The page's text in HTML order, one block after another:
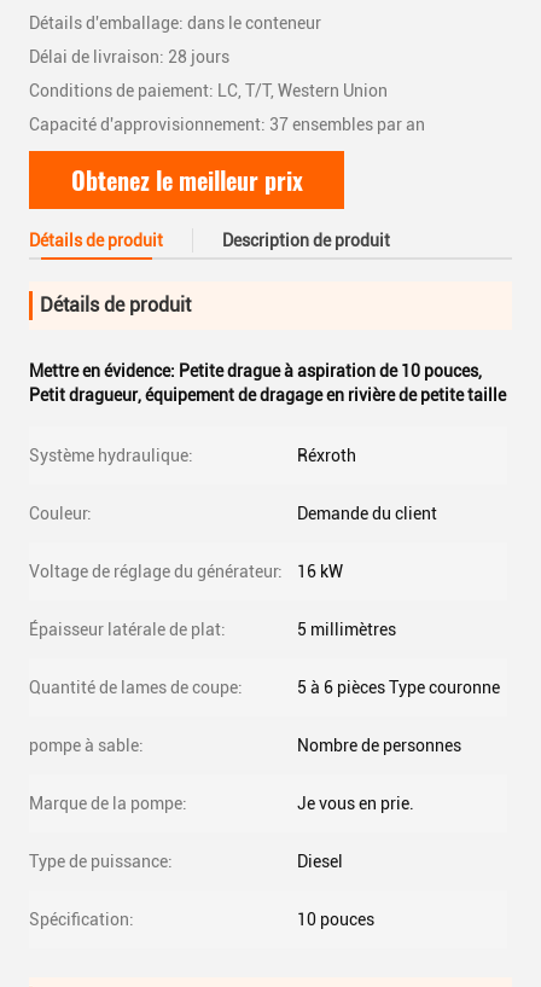
Détails d'emballage: dans le conteneur
Délai de livraison: 28 jours
Conditions de paiement: LC, T/T, Western Union
Capacité d'approvisionnement: 37 ensembles par an
Obtenez le meilleur prix
Détails de produit Description de produit
Détails de produit
Mettre en évidence: Petite drague à aspiration de 10 pouces,
Petit dragueur,équipement de dragage en rivière de petite taille
Système hydraulique: Réxroth
Couleur: Demande du client
Voltage de réglage du générateur: 16 kW
Épaisseur latérale de plat: 5 millimètres
Quantité de lames de coupe: 5 à 6 pièces Type couronne
pompe à sable: Nombre de personnes
Marque de la pompe: Je vous en prie.
Type de puissance: Diesel
Spécification: 10 pouces